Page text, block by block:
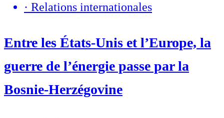
· Relations internationales
Entre les États-Unis et l’Europe, la
guerre de l’énergie passe par la
Bosnie-Herzégovine